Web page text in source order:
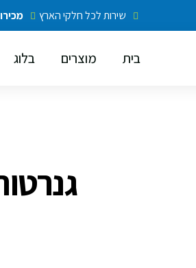
שירות לכל חלקי הארץ
בית מוצרים בלוג